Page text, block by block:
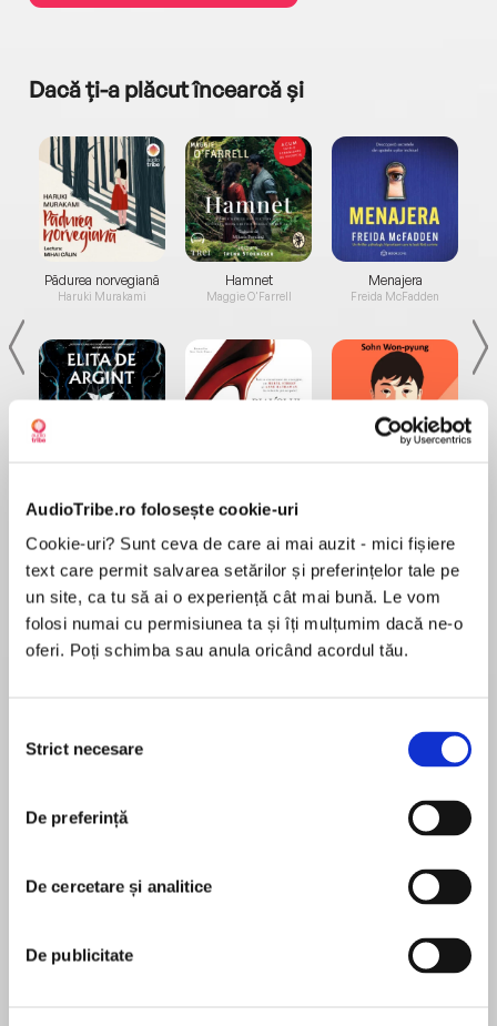
AudioTribe.ro folosește cookie-uri
Cookie-uri? Sunt ceva de care ai mai auzit - mici fișiere
text care permit salvarea setărilor și preferințelor tale pe
un site, ca tu să ai o experiență cât mai bună. Le vom
folosi numai cu permisiunea ta și îți mulțumim dacă ne-o
oferi. Poți schimba sau anula oricând acordul tău.
consimțământului
Strict necesare
De preferință
De cercetare și analitice
De publicitate
Dacă ți-a plăcut încearcă și
Pădurea norvegiană
Haruki Murakami
de...
Dani Francis
Hamnet
Maggie O'Farrell
la...
Lauren Weisberger
Menajera
Freida McFadden
Desprecarte
He woke deep within the ground, and the first
But as he hunted the dark streets of Paris for
prey, a voice called to him, soothing, calming,
giving him the strength to control his craving.
who radiated goodness as powerfully as the sun
did light. But surely his obsession with her would
turn him as his twin brother had turned, leaving
the world with two monsters instead of one.
În acest moment nu există recenzii
Christine Feehan
Christine Feehan is a #1 New York Times
bestselling author, with over 90 published novels